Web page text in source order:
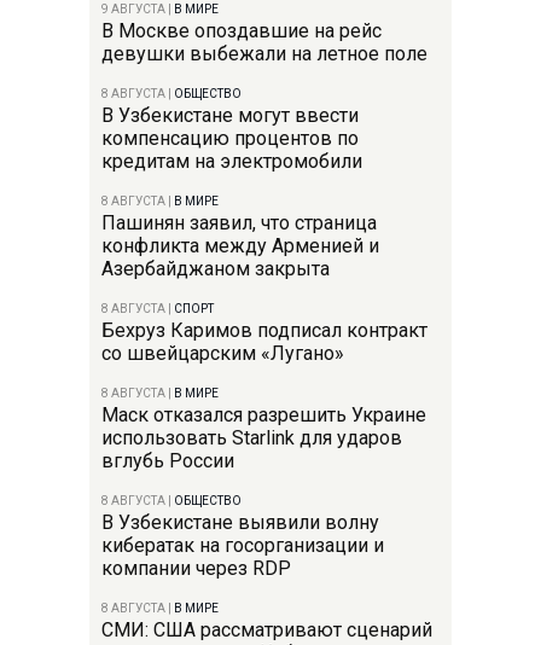
9 АВГУСТА В МИРЕ
В Москве опоздавшие на рейс
девушки выбежали на летное поле
8 АВГУСТА ОБЩЕСТВО
В Узбекистане могут ввести
компенсацию процентов по
кредитам на электромобили
8 АВГУСТА В МИРЕ
Пашинян заявил, что страница
конфликта между Арменией и
Азербайджаном закрыта
8 АВГУСТА СПОРТ
Бехруз Каримов подписал контракт
со швейцарским «Лугано»
8 АВГУСТА В МИРЕ
Маск отказался разрешить Украине
использовать Starlink для ударов
вглубь России
8 АВГУСТА ОБЩЕСТВО
В Узбекистане выявили волну
кибератак на госорганизации и
компании через RDP
8 АВГУСТА В МИРЕ
СМИ: США рассматривают сценарий